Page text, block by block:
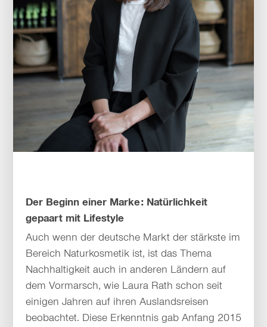
Der Beginn einer Marke: Natürlichkeit
gepaart mit Lifestyle
Auch wenn der deutsche Markt der stärkste im
Bereich Naturkosmetik ist, ist das Thema
Nachhaltigkeit auch in anderen Ländern auf
dem Vormarsch, wie Laura Rath schon seit
einigen Jahren auf ihren Auslandsreisen
beobachtet. Diese Erkenntnis gab Anfang 2015